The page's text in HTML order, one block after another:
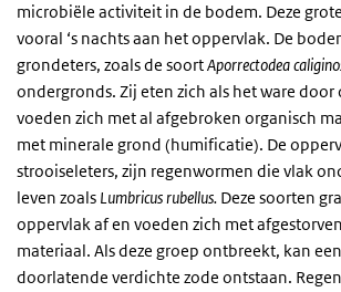
microbiële activiteit in de bodem. Deze
vooral ‘s nachts aan het oppervlak. De
grondeters, zoals de soortAporrectodea
ondergronds. Zij eten zich als het ware door
voeden zich met al afgebroken organisch
met minerale grond (humificatie). De
strooiseleters, zijn regenwormen die vlak
leven zoals Lumbricus rubellus. Deze soorten
oppervlak af en voeden zich met
materiaal. Als deze groep ontbreekt, kan
doorlatende verdichte zode ontstaan.